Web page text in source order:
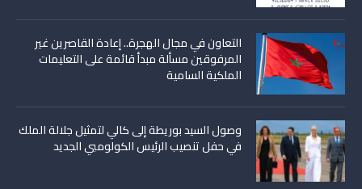
التعاون في مجال الهجرة.. إعادة القاصرين غير
المرفوقين مسألة مبدأ قائمة على التعليمات
الملكية السامية
وصول السيد بوريطة إلى كالي لتمثيل جلالة الملك
في حفل تنصيب الرئيس الكولومبي الجديد